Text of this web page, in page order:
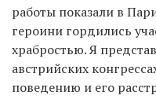
работы показали в
героини гордились
храбростью. Я
австрийских
поведению и его